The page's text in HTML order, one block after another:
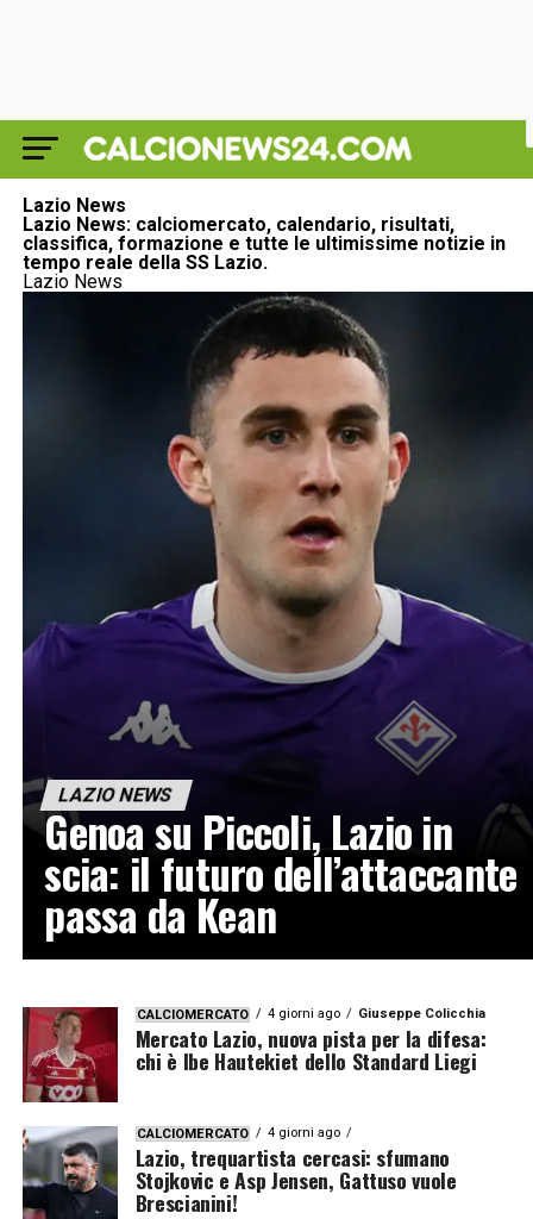
Lazio News
Lazio News: calciomercato, calendario, risultati,
classifica, formazione e tutte le ultimissime notizie in
tempo reale della SS Lazio.
Lazio News
LAZIO NEWS
Genoa su Piccoli, Lazio in
scia: il futuro dell’attaccante
passa da Kean
CALCIOMERCATO 4 giorni ago Giuseppe Colicchia
Mercato Lazio, nuova pista per la difesa:
chi è Ibe Hautekiet dello Standard Liegi
CALCIOMERCATO 4 giorni ago
Lazio, trequartista cercasi: sfumano
Stojkovic e Asp Jensen, Gattuso vuole
Brescianini!